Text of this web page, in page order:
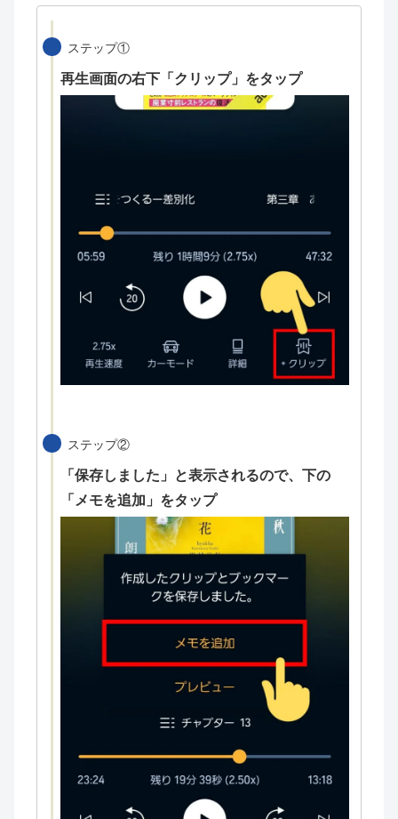
ステップ①
再生画面の右下「クリップ」をタップ
ステップ②
「保存しました」と表示されるので、下の
「メモを追加」をタップ